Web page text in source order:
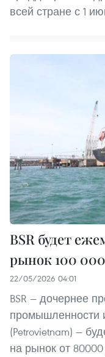
всей стране с 1
BSR будет
рынок 100
22/05/2026 04:01
BSR — дочернее
промышленности
(Petrovietnam) —
на рынок от